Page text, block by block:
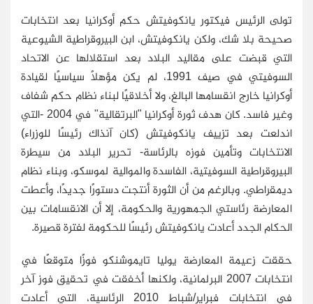
تولى الرئيس فيكتور يانكوفيتش حكم أوكرانيا بعد انتخابات
صحيحة بلا شك، ولكن يانكوفيتش، ابن البيروقراطية الشيوعية
التي قبضت على مقاليد البلاد بعد استقلالها عن الاتحاد
السوفيتي في صيف 1991، لم يكن مؤهلاً سياسيًا لقيادة
أوكرانيا خارج انقسامها البالغ، ولا أخلاقيًا لبناء نظام حكم شفاف
وغير فاسد. كان هدف ثورة أوكرانيا "البرتقالية" في 2004 -التي
اندلعت بعد تزييف يانكوفيتش (كان آنذاك رئيسًا للوزراء)
الانتخابات وتأمين فوزه بالرئاسة- تحرير البلاد من سيطرة
البيروقراطية السوفيتية، الفاسدة والموالية لموسكو، وبناء نظام
ديمقراطي. وبالرغم من أن الثورة أنتجت دستورًا جديدًا، وأعطت
المعارضة رئاستي الجمهورية والحكومة، إلا أن الانقسامات بين
الحكام الجدد أعادت يانكوفيتش رئيسًا للحكومة لفترة قصيرة.
حققت زعيمة المعارضة يوليا تايموشنكو فوزًا متوقعًا في
انتخابات 2007 البرلمانية، ولكنها أخفقت في تحقيق فوز آخر
في انتخابات فبراير/شباط 2010 الرئاسية، التي أعادت